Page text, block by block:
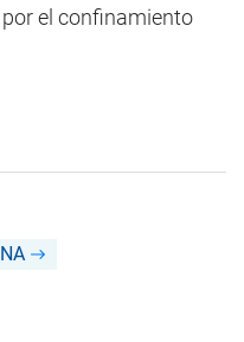
el confinamiento